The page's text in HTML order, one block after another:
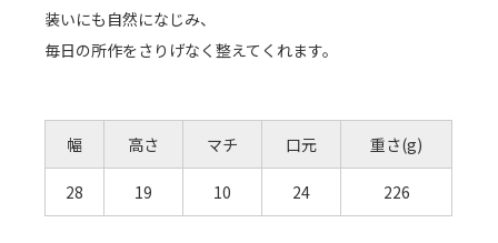
装いにも自然になじみ、
毎日の所作をさりげなく整えてくれます。
幅 高さ マチ 口元 重さ(g)
28 19 10 24 226